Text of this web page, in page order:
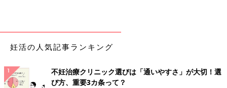
妊活の人気記事ランキング
不妊治療クリニック選びは「通いやすさ」が大切！選
び方、重要3カ条って？